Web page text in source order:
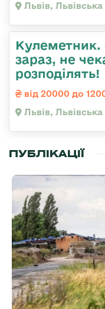
Львів,
Кулеметник.
зараз, не
розподілять!
від 20000 до
Львів,
ПУБЛІКАЦІЇ